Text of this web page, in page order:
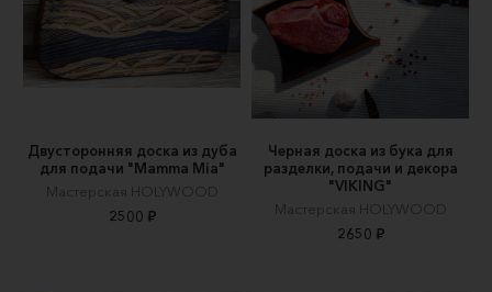
Двусторонняя доска из дуба
для подачи "Mamma Mia"
Мастерская HOLYWOOD
2500 ₽
Черная доска из бука для
разделки, подачи и декора
"VIKING"
Мастерская HOLYWOOD
2650 ₽